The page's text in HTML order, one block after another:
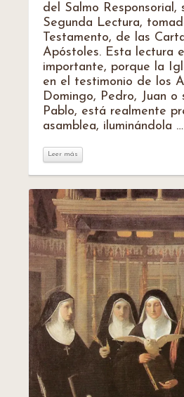
del Salmo Responsorial,
Segunda Lectura,
Testamento, de las
Apóstoles. Esta lectura
importante, porque la
en el testimonio de los
Domingo, Pedro, Juan o
Pablo, está realmente
asamblea, iluminándola …
Leer más
Leer más